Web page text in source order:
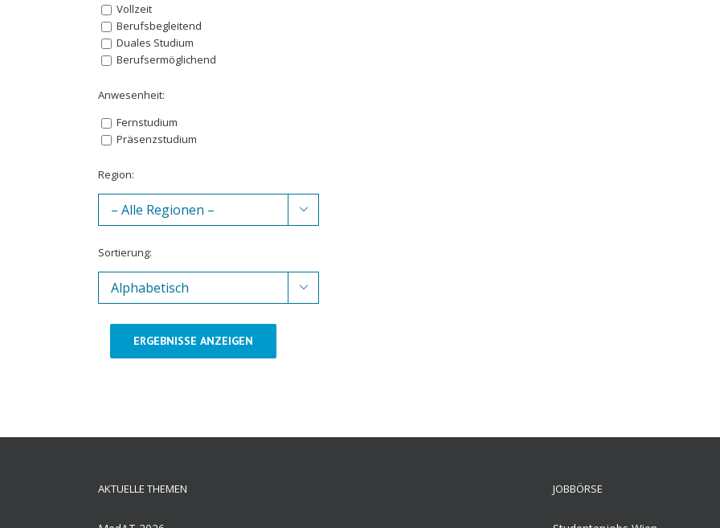
Vollzeit
Berufsbegleitend
Duales Studium
Berufsermöglichend
Anwesenheit:
Fernstudium
Präsenzstudium
Region:

Sortierung:

ERGEBNISSE ANZEIGEN
AKTUELLE THEMEN JOBBÖRSE